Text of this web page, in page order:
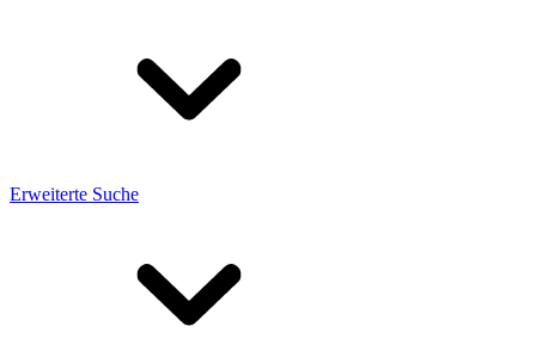
Erweiterte Suche